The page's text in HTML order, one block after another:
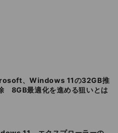
8GB最適化を進める狙いとは